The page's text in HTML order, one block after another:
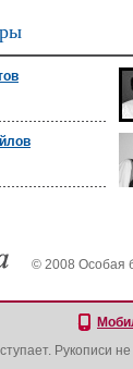
© 2008 Особая
Рукописи